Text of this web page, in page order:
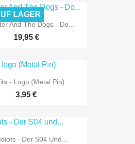
And The Dogs - Do...
19,95 €
LAGER
- Logo (Metal Pin)
3,95 €
- Der S04 Und...